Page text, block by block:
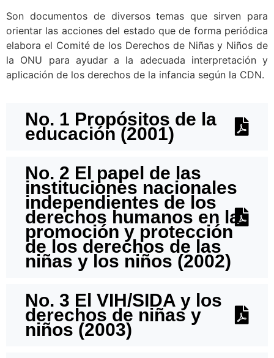
Son documentos de diversos temas que sirven para
orientar las acciones del estado que de forma periódica
elabora el Comité de los Derechos de Niñas y Niños de
la ONU para ayudar a la adecuada interpretación y
aplicación de los derechos de la infancia según la CDN.
No. 1 Propósitos de la
educación (2001)
No. 2 El papel de las
instituciones nacionales
independientes de los
derechos humanos en la
promoción y protección
de los derechos de las
niñas y los niños (2002)
No. 3 El VIH/SIDA y los
derechos de niñas y
niños (2003)